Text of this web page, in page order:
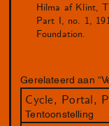
Hilma af Klint,
Part I, no. 1,
Foundation.
Gerelateerd aan
Cycle, Portal,
Tentoonstelling